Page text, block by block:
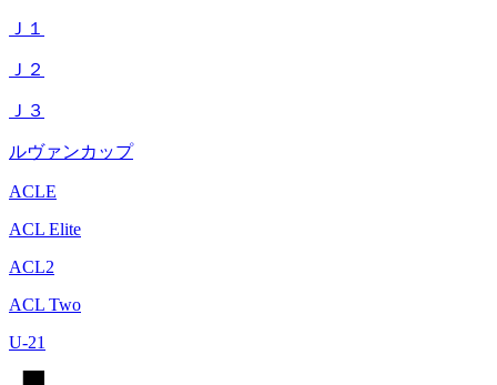
Ｊ１
Ｊ２
Ｊ３
ルヴァンカップ
ACLE
ACL Elite
ACL2
ACL Two
U-21